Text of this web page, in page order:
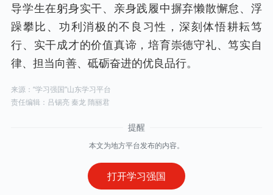
打开学习强国
导学生在躬身实干、亲身践履中摒弃懒散懈怠、浮
躁攀比、功利消极的不良习性，深刻体悟耕耘笃
行、实干成才的价值真谛，培育崇德守礼、笃实自
律、担当向善、砥砺奋进的优良品行。
来源：“学习强国”山东学习平台
责任编辑：吕锡亮 秦龙 隋丽君
本文为地方平台发布的内容。